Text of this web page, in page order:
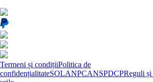
Termeni și condițiiPolitica de
confidențialitateSOLANPCANSPDCPReguli